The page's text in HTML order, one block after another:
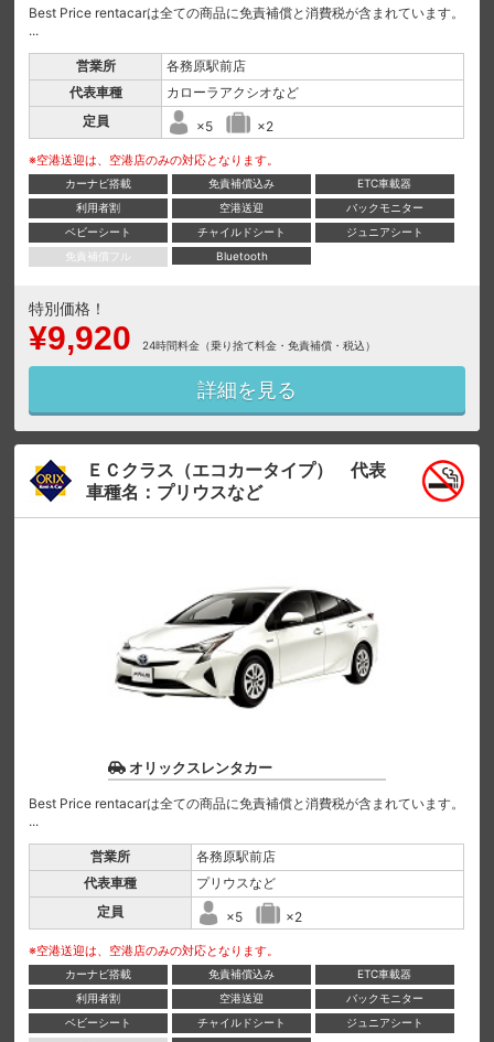
Best Price rentacarは全ての商品に免責補償と消費税が含まれています。
...
営業所
各務原駅前店
代表車種
カローラアクシオなど
定員
×5 ×2
※空港送迎は、空港店のみの対応となります。
カーナビ搭載 免責補償込み
ETC車載器
利用者割
空港送迎
バックモニター
ベビーシート
チャイルドシート
ジュニアシート
免責補償フル
Bluetooth
特別価格！
¥9,920 24時間料金（乗り捨て料金・免責補償・税込）
詳細を見る
ＥＣクラス（エコカータイプ） 代表
車種名：プリウスなど
オリックスレンタカー
Best Price rentacarは全ての商品に免責補償と消費税が含まれています。
...
営業所
各務原駅前店
代表車種
プリウスなど
定員
×5 ×2
※空港送迎は、空港店のみの対応となります。
カーナビ搭載 免責補償込み
ETC車載器
利用者割
空港送迎
バックモニター
ベビーシート
チャイルドシート
ジュニアシート